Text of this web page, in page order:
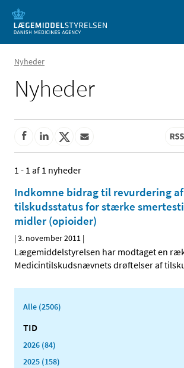
Nyheder
Nyheder
1 - 1 af 1 nyheder
Indkomne bidrag til revurdering af
tilskudsstatus for stærke
midler (opioider)
|3. november 2011 |
Lægemiddelstyrelsen har modtaget en
Medicintilskudsnævnets drøftelser af
Alle (2506)
TID
2026 (84)
2025 (158)